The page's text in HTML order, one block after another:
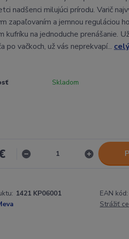
nadšenci milujúci prírodu. Varič
zapaľovaním a jemnou reguláciou
kufríku na jednoduche prenášanie.
po vačkoch, už vás neprekvapí...
Skladom
1421 KP06001 EAN kód:
Strážiť